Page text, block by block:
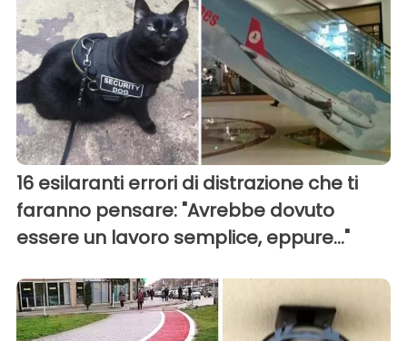
16 esilaranti errori di distrazione che ti
faranno pensare: "Avrebbe dovuto
essere un lavoro semplice, eppure..."